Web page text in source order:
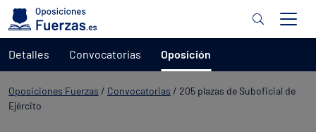
Oposiciones Fuerzas / Convocatorias / 205 plazas de Suboficial de
Ejército
Detalles Convocatorias Oposición